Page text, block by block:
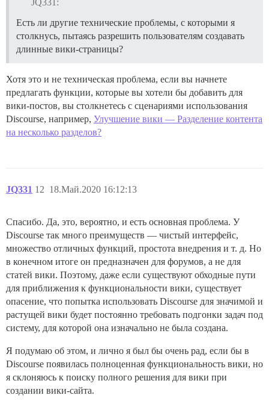
JQ331:
Есть ли другие технические проблемы, с которыми я
столкнусь, пытаясь разрешить пользователям создавать
длинные вики-страницы?
Хотя это и не техническая проблема, если вы начнете
предлагать функции, которые вы хотели бы добавить для
вики-постов, вы столкнетесь с сценариями использования
Discourse, например, Улучшение вики — Разделение контента
на несколько разделов?
JQ331 18.Май.2020 16:12:13
12
Спасибо. Да, это, вероятно, и есть основная проблема. У
Discourse так много преимуществ — чистый интерфейс,
множество отличных функций, простота внедрения и т. д. Но
в конечном итоге он предназначен для форумов, а не для
статей вики. Поэтому, даже если существуют обходные пути
для приближения к функциональности вики, существует
опасение, что попытка использовать Discourse для значимой и
растущей вики будет постоянно требовать подгонки задач под
систему, для которой она изначально не была создана.
Я подумаю об этом, и лично я был бы очень рад, если бы в
Discourse появилась полноценная функциональность вики, но
я склоняюсь к поиску полного решения для вики при
создании вики-сайта.